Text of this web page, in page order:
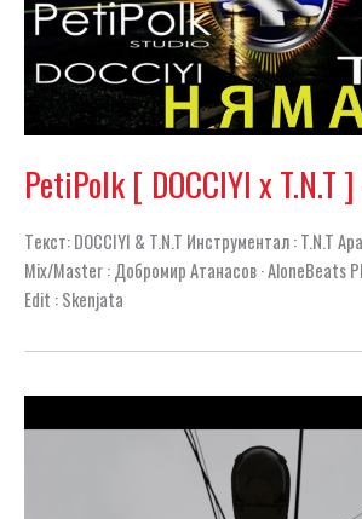
PetiPolk [ DOCCIYI x T.N.T
Tекст: DOCCIYI & T.N.T Инструментал : T.N.T
Mix/Master : Добромир Атанасов · AloneBeats
Edit : Skenjata